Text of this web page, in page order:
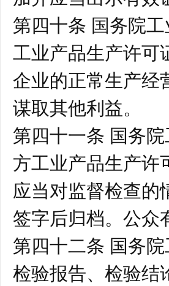
第四十条 国务院
工业产品生产许可
企业的正常生产经
谋取其他利益。
第四十一条 国务
方工业产品生产许
应当对监督检查的
签字后归档。公
第四十二条 国务
检验报告、检验结